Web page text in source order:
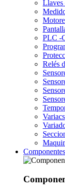
Llaves
PLC -
Relés
Variacs
Componentes